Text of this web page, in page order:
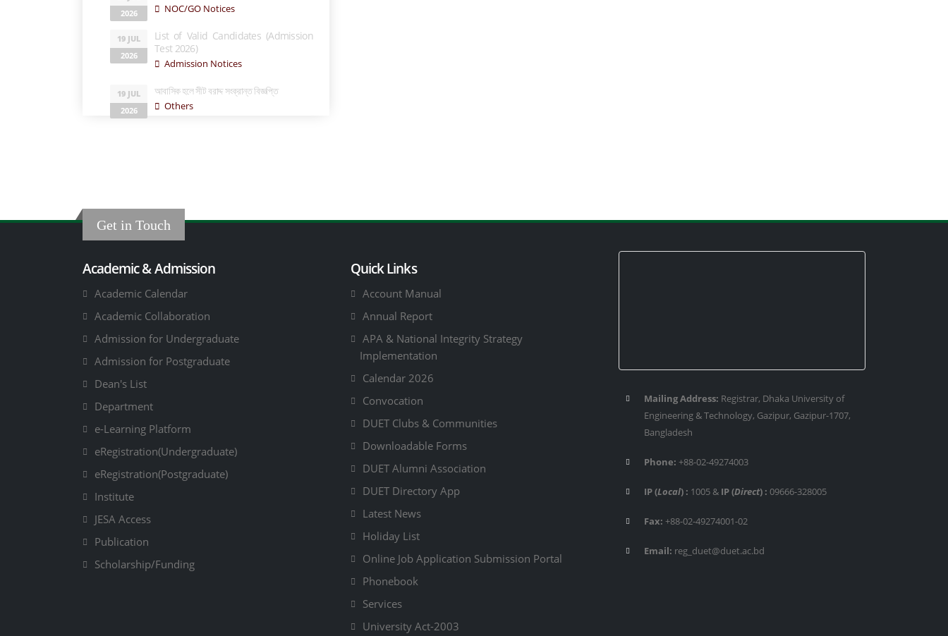
2026
NOC/GO Notices
19 JUL
2026
List of Valid Candidates (Admission
Test 2026)
Admission Notices
19 JUL
2026
আবাসিক হলে সীট বরাদ্দ সংক্রান্ত বিজ্ঞপ্তি
Others
Get in Touch
Academic & Admission
Academic Calendar
Academic Collaboration
Admission for Undergraduate
Admission for Postgraduate
Dean's List
Department
e-Learning Platform
eRegistration(Undergraduate)
eRegistration(Postgraduate)
Institute
JESA Access
Publication
Scholarship/Funding
Quick Links
Account Manual
Annual Report
APA & National Integrity Strategy
Implementation
Calendar 2026
Convocation
DUET Clubs & Communities
Downloadable Forms
DUET Alumni Association
DUET Directory App
Latest News
Holiday List
Online Job Application Submission Portal
Phonebook
Services
University Act-2003
Mailing Address: Registrar, Dhaka University of
Engineering & Technology, Gazipur, Gazipur-1707,
Bangladesh
Phone: +88-02-49274003
IP (Local) : 1005 & IP (Direct) : 09666-328005
Fax: +88-02-49274001-02
Email: reg_duet@duet.ac.bd